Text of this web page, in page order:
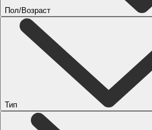
Пол/Возраст
Тип